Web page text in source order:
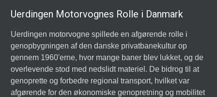
Uerdingen Motorvognes Rolle i Danmark
Uerdingen motorvogne spillede en afgørende rolle i
genopbygningen af den danske privatbanekultur op
gennem 1960'erne, hvor mange baner blev lukket, og de
overlevende stod med nedslidt materiel. De bidrog til at
genoprette og forbedre regional transport, hvilket var
afgørende for den økonomiske genopretning og mobilitet